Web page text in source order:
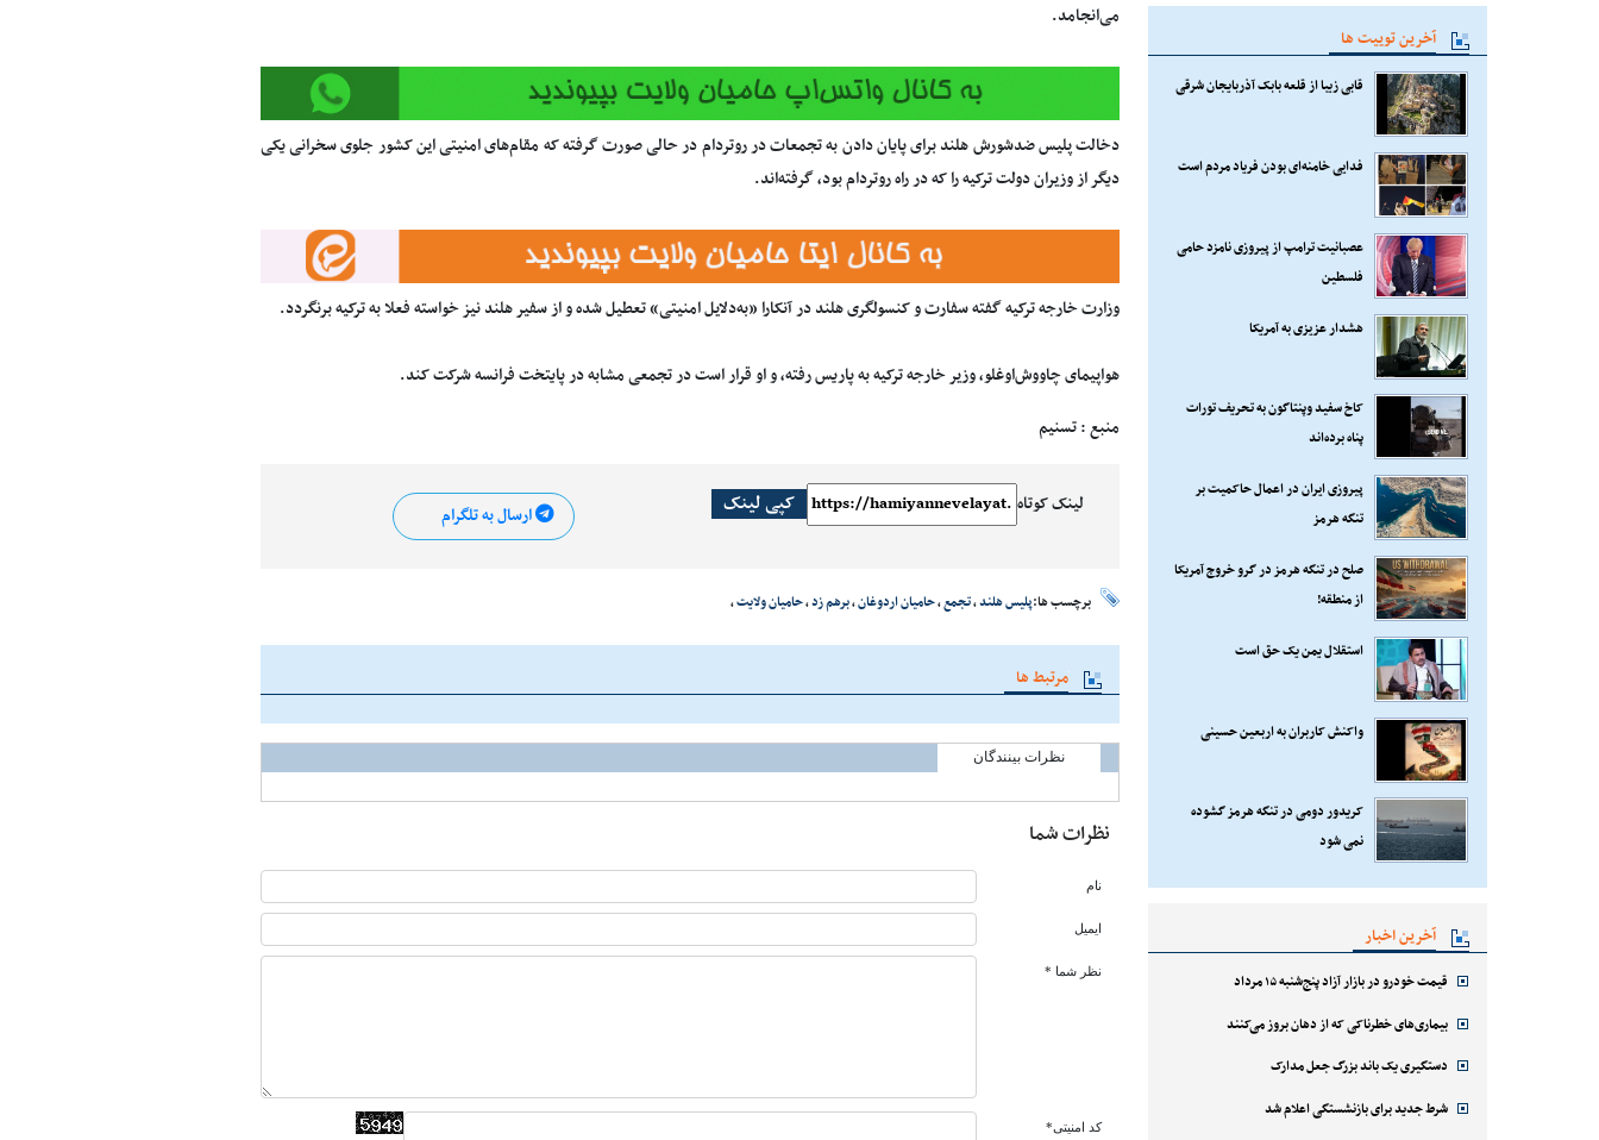
آخرین توییت ها
قابی زیبا از قلعه بابک آذربایجان شرقی
فدایی خامنه‌ای بودن فریاد مردم است
عصبانیت ترامپ از پیروزی نامزد حامی
فلسطین
هشدار عزیزی به آمریکا
کاخ سفید وپنتاگون به تحریف تورات
پناه برده‌اند
پیروزی ایران در اعمال حاکمیت بر
تنگه هرمز
صلح در تنگه هرمز در گرو خروج آمریکا
از منطقه!
استقلال یمن یک حق است
واکنش کاربران به اربعین حسینی
کریدور دومی در تنگه هرمز گشوده
نمی شود
آخرین اخبار
قیمت خودرو در بازار آزاد پنج‌شنبه ۱۵ مرداد
بیماری‌های خطرناکی که از دهان بروز می‌کنند
دستگیری یک باند بزرگ جعل مدارک
شرط جدید برای بازنشستگی اعلام شد
می‌انجامد.
دخالت پلیس ضدشورش هلند برای پایان دادن به تجمعات در روتردام در حالی صورت گرفته که مقام‌های امنیتی این کشور جلوی سخرانی یکی
دیگر از وزیران دولت ترکیه را که در راه روتردام بود، گرفته‌اند.
وزارت خارجه ترکیه گفته سفارت و کنسولگری هلند در آنکارا «به‌دلایل امنیتی» تعطیل شده و از سفیر هلند نیز خواسته فعلا به ترکیه برنگردد.
هواپیمای چاووش‌اوغلو، وزیر خارجه ترکیه به پاریس رفته، و او قرار است در تجمعی مشابه در پایتخت فرانسه شرکت کند.
منبع : تسنیم
لینک کوتاه کپی لینک ارسال به تلگرام
برچسب ها:پلیس هلند،تجمع،حامیان اردوغان،برهم زد،حامیان ولایت،
مرتبط ها
نظرات بینندگان
نظرات شما
نام
ایمیل
نظر شما *
کد امنیتی*